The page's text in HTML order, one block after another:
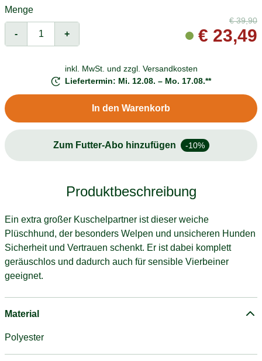
Menge
- +
€39,90
€ 23,49
inkl. MwSt. und zzgl. Versandkosten
Liefertermin: Mi. 12.08. – Mo. 17.08.**
In den Warenkorb
Zum Futter-Abo hinzufügen -10%
Produktbeschreibung
Ein extra großer Kuschelpartner ist dieser weiche
Plüschhund, der besonders Welpen und unsicheren Hunden
Sicherheit und Vertrauen schenkt. Er ist dabei komplett
geräuschlos und dadurch auch für sensible Vierbeiner
geeignet.
Material
Polyester